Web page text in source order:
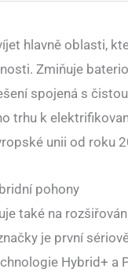
hlavně oblasti,
Zmiňuje
spojená s
trhu k
unii od roku
pohony
také na
je první
Hybrid+ a